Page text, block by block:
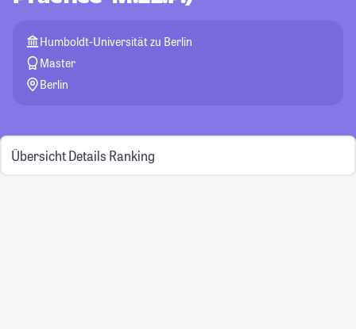
Humboldt-Universität zu Berlin
Master
Berlin
Übersicht Details Ranking